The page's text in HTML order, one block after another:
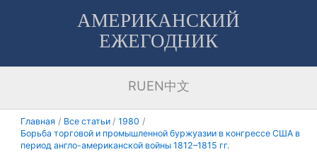
АМЕРИКАНСКИЙ
ЕЖЕГОДНИК
RUEN中文
Главная Все статьи
1980
Борьба торговой и промышленной буржуазии в конгрессе США в
период англо-американской войны 1812–1815 гг.